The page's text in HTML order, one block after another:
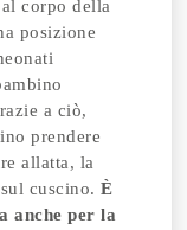
corpo della
posizione
a ciò,
prendere
allatta, la
sul cuscino.È
anche per la